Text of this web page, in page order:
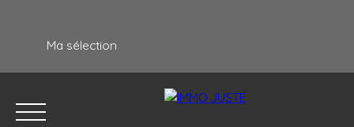
Ma sélection